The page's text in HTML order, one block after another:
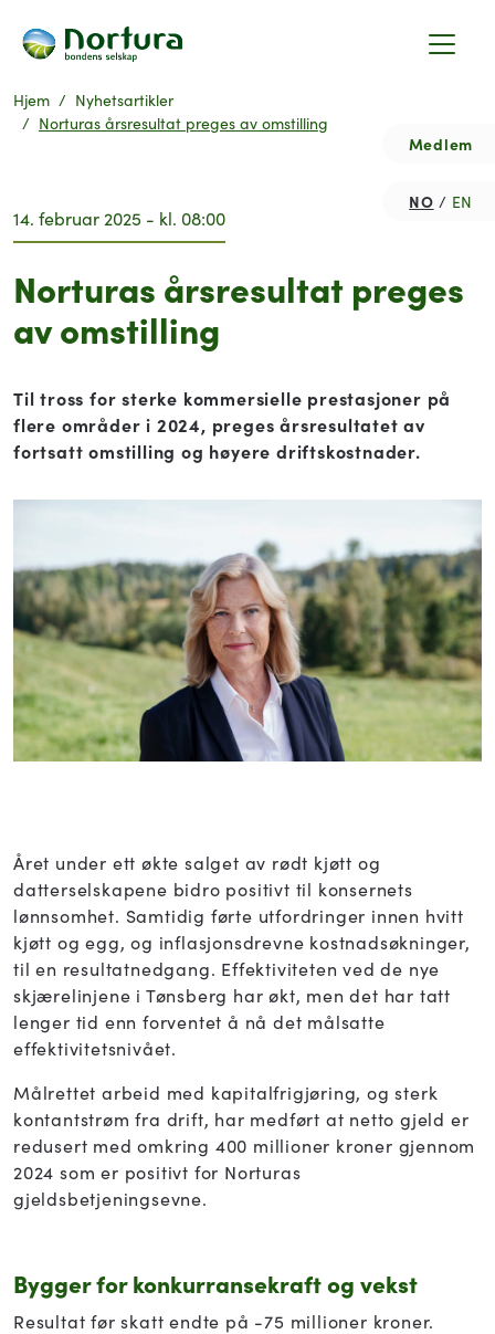
Medlem
NO EN
Hjem
Nyhetsartikler
Norturas årsresultat preges av omstilling
14. februar 2025 - kl. 08:00
Norturas årsresultat preges
av omstilling
Til tross for sterke kommersielle prestasjoner på
flere områder i 2024, preges årsresultatet av
fortsatt omstilling og høyere driftskostnader.
Året under ett økte salget av rødt kjøtt og
datterselskapene bidro positivt til konsernets
lønnsomhet. Samtidig førte utfordringer innen hvitt
kjøtt og egg, og inflasjonsdrevne kostnadsøkninger,
til en resultatnedgang. Effektiviteten ved de nye
skjærelinjene i Tønsberg har økt, men det har tatt
lenger tid enn forventet å nå det målsatte
effektivitetsnivået.
Målrettet arbeid med kapitalfrigjøring, og sterk
kontantstrøm fra drift, har medført at netto gjeld er
redusert med omkring 400 millioner kroner gjennom
2024 som er positivt for Norturas
gjeldsbetjeningsevne.
Bygger for konkurransekraft og vekst
Resultat før skatt endte på -75 millioner kroner.